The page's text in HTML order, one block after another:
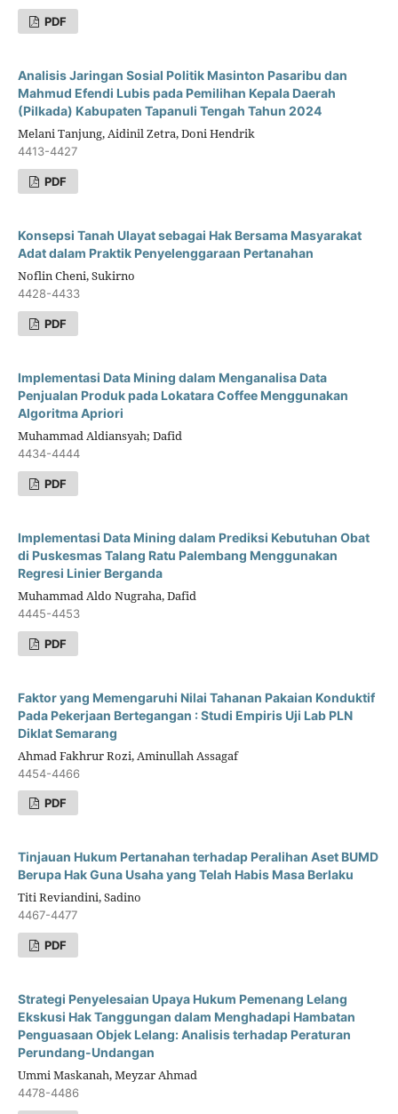
PDF
Analisis Jaringan Sosial Politik Masinton Pasaribu dan
Mahmud Efendi Lubis pada Pemilihan Kepala Daerah
(Pilkada) Kabupaten Tapanuli Tengah Tahun 2024
Melani Tanjung, Aidinil Zetra, Doni Hendrik
4413-4427
PDF
Konsepsi Tanah Ulayat sebagai Hak Bersama Masyarakat
Adat dalam Praktik Penyelenggaraan Pertanahan
Noflin Cheni, Sukirno
4428-4433
PDF
Implementasi Data Mining dalam Menganalisa Data
Penjualan Produk pada Lokatara Coffee Menggunakan
Algoritma Apriori
Muhammad Aldiansyah; Dafid
4434-4444
PDF
Implementasi Data Mining dalam Prediksi Kebutuhan Obat
di Puskesmas Talang Ratu Palembang Menggunakan
Regresi Linier Berganda
Muhammad Aldo Nugraha, Dafid
4445-4453
PDF
Faktor yang Memengaruhi Nilai Tahanan Pakaian Konduktif
Pada Pekerjaan Bertegangan : Studi Empiris Uji Lab PLN
Diklat Semarang
Ahmad Fakhrur Rozi, Aminullah Assagaf
4454-4466
PDF
Tinjauan Hukum Pertanahan terhadap Peralihan Aset BUMD
Berupa Hak Guna Usaha yang Telah Habis Masa Berlaku
Titi Reviandini, Sadino
4467-4477
PDF
Strategi Penyelesaian Upaya Hukum Pemenang Lelang
Ekskusi Hak Tanggungan dalam Menghadapi Hambatan
Penguasaan Objek Lelang: Analisis terhadap Peraturan
Perundang-Undangan
Ummi Maskanah, Meyzar Ahmad
4478-4486